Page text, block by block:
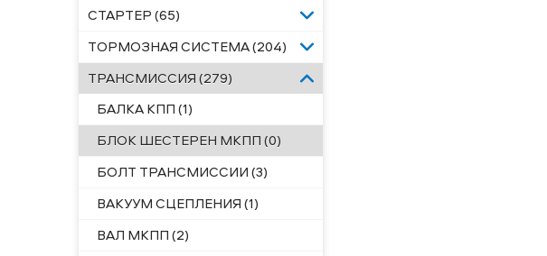
СТАРТЕР (65)
ТОРМОЗНАЯ СИСТЕМА (204)
ТРАНСМИССИЯ (279)
БАЛКА КПП (1)
БЛОК ШЕСТЕРЕН МКПП (0)
БОЛТ ТРАНСМИССИИ (3)
ВАКУУМ СЦЕПЛЕНИЯ (1)
ВАЛ МКПП (2)